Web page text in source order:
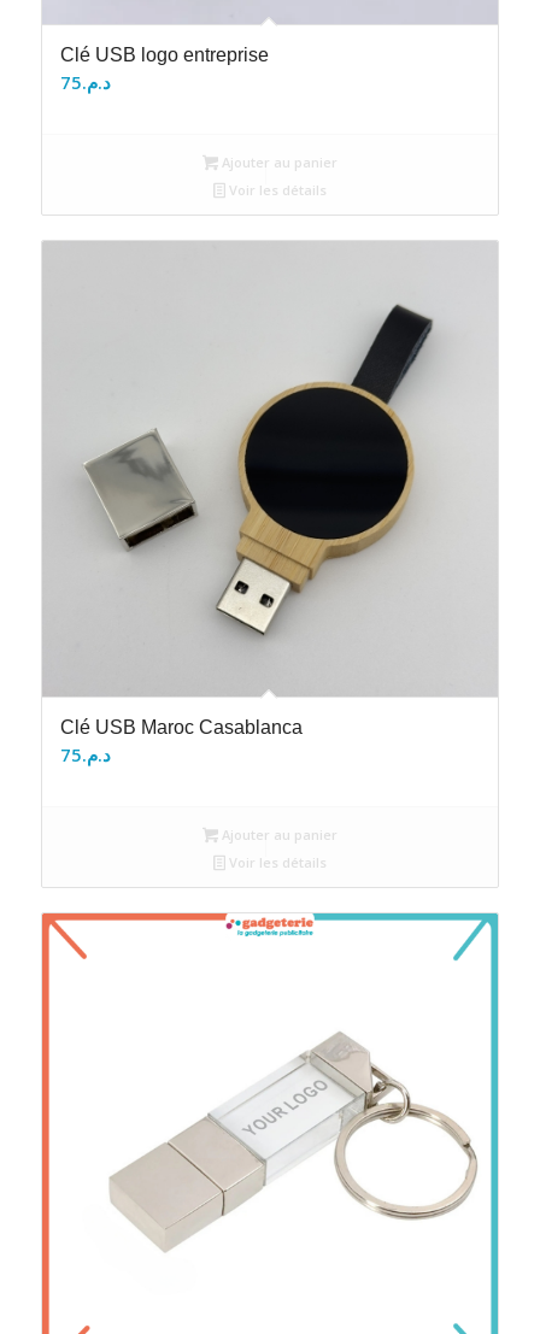
Clé USB logo entreprise
د.م.75
Ajouter au panier
Voir les détails
Clé USB Maroc Casablanca
د.م.75
Ajouter au panier
Voir les détails